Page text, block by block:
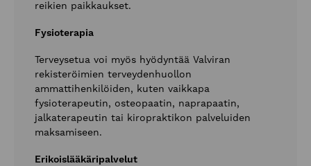
reikien paikkaukset.
Fysioterapia
Terveysetua voi myös hyödyntää Valviran
rekisteröimien terveydenhuollon
ammattihenkilöiden, kuten vaikkapa
fysioterapeutin, osteopaatin, naprapaatin,
jalkaterapeutin tai kiropraktikon palveluiden
maksamiseen.
Erikoislääkäripalvelut